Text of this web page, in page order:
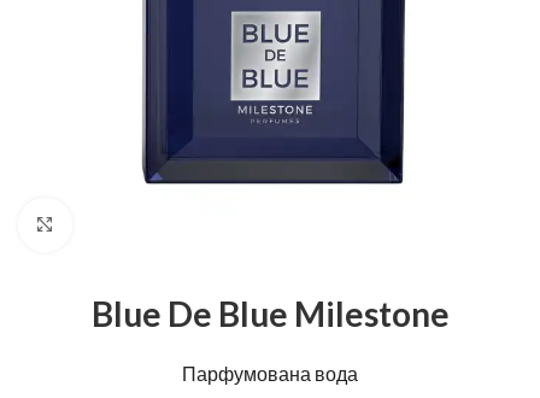
Blue De Blue Milestone
Парфумована вода